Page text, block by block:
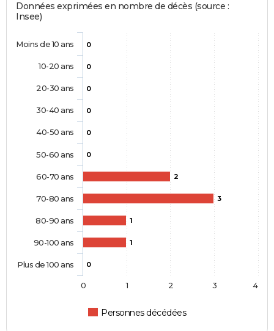
Données exprimées en nombre de décès (source :
Insee)
0
0
0
0
0
0
2
3
1
1
0
Personnes décédées
Moins de 10 ans
10-20 ans
20-30 ans
30-40 ans
40-50 ans
50-60 ans
60-70 ans
70-80 ans
80-90 ans
90-100 ans
Plus de 100 ans
0 1 2 3 4